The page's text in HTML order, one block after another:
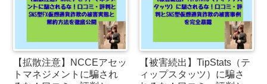
【拡散注意】NCCEアセッ
トマネジメントに騙され
【被害続出】TipStats（テ
ィップスタッツ）に騙さ